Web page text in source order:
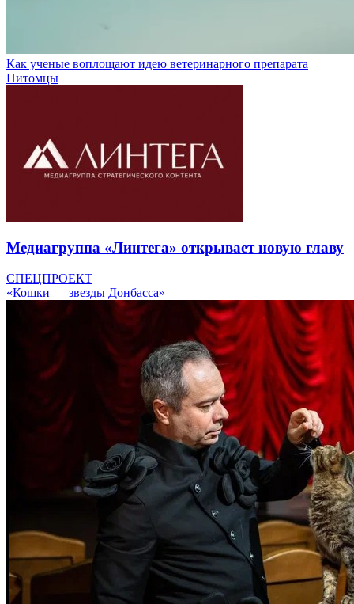
Как ученые воплощают идею ветеринарного препарата
Питомцы
Медиагруппа «Линтега» открывает новую главу
СПЕЦПРОЕКТ
«Кошки — звезды Донбасса»